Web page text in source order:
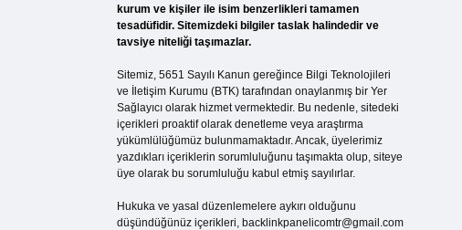
kurum ve kişiler ile isim benzerlikleri tamamen
tesadüfidir. Sitemizdeki bilgiler taslak halindedir ve
tavsiye niteliği taşımazlar.
Sitemiz, 5651 Sayılı Kanun gereğince Bilgi Teknolojileri
ve İletişim Kurumu (BTK) tarafından onaylanmış bir Yer
Sağlayıcı olarak hizmet vermektedir. Bu nedenle, sitedeki
içerikleri proaktif olarak denetleme veya araştırma
yükümlülüğümüz bulunmamaktadır. Ancak, üyelerimiz
yazdıkları içeriklerin sorumluluğunu taşımakta olup, siteye
üye olarak bu sorumluluğu kabul etmiş sayılırlar.
Hukuka ve yasal düzenlemelere aykırı olduğunu
düşündüğünüz içerikleri, backlinkpanelicomtr@gmail.com